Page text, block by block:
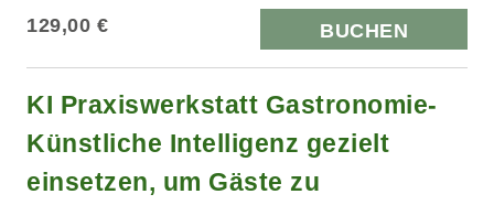
129,00 € BUCHEN
KI Praxiswerkstatt Gastronomie-
Künstliche Intelligenz gezielt
einsetzen, um Gäste zu